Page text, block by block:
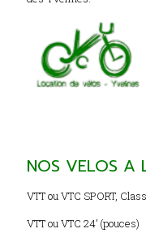
NOS VELOS A
VTT ou VTC SPORT,
VTT ou VTC 24’ (pouces)